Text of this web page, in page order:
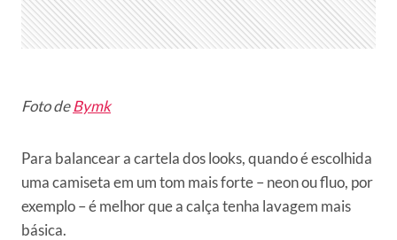
Foto deBymk
Para balancear a cartela dos looks, quando é escolhida
uma camiseta em um tom mais forte – neon ou fluo, por
exemplo – é melhor que a calça tenha lavagem mais
básica.